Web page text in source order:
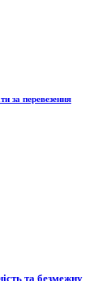
за перевезення
та безмежну